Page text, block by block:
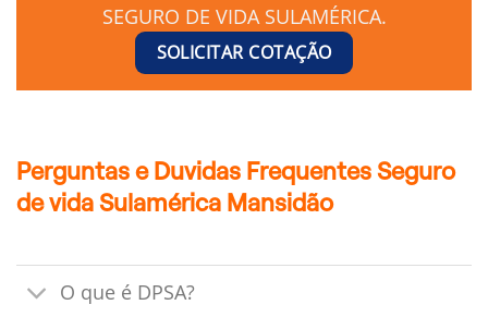
SEGURO DE VIDA SULAMÉRICA.
SOLICITAR COTAÇÃO
Perguntas e Duvidas Frequentes Seguro
de vida Sulamérica Mansidão
O que é DPSA?